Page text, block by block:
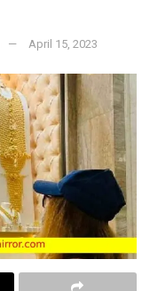
April 15, 2023